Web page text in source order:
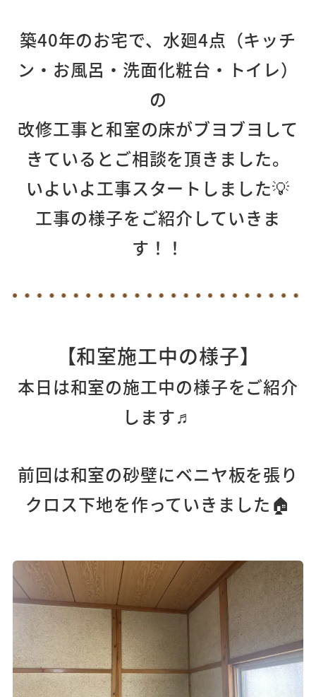
築40年のお宅で、水廻4点（キッチ
ン・お風呂・洗面化粧台・トイレ）
の
改修工事と和室の床がブヨブヨして
きているとご相談を頂きました。
いよいよ工事スタートしました💡
工事の様子をご紹介していきま
す！！
【和室施工中の様子】
本日は和室の施工中の様子をご紹介
します♬
前回は和室の砂壁にベニヤ板を張り
クロス下地を作っていきました🏠